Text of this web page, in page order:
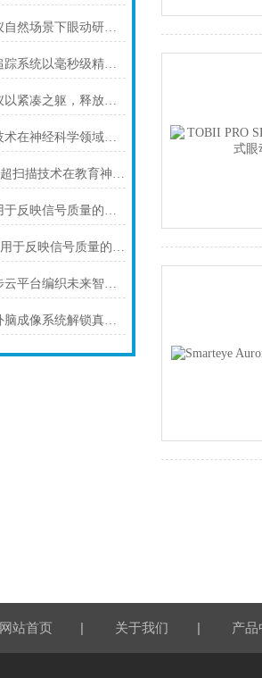
眼镜式眼动仪自然场景下眼动研究的革新工具
车载式眼动追踪系统以毫秒级精度重塑智能驾驶安全新范式
便携式眼动仪以紧凑之躯，释放科研与产业的无限潜能
近红外成像技术在神经科学领域的应用
fNIRS近红外超扫描技术在教育神经科学中的研究
fNIRS技术-用于反映信号质量的方式
fNIRS技术中用于反映信号质量的方式
人机环境同步云平台编织未来智能生态的“数字神经网”
便携式近红外脑成像系统解锁真实场景下的脑科学密码
网站首页 | 关于我们 | 产品